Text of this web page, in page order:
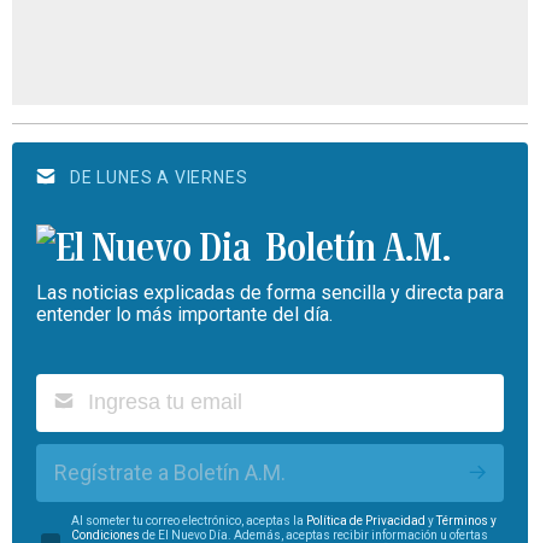
DE LUNES A VIERNES
Boletín A.M.
Las noticias explicadas de forma sencilla y directa para
entender lo más importante del día.
Regístrate a Boletín A.M.
Al someter tu correo electrónico, aceptas la Política de Privacidad yTérminos y
Condiciones de El Nuevo Día. Además, aceptas recibir información u ofertas